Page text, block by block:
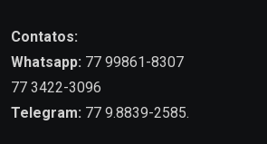
Contatos:
Whatsapp: 77 99861-8307
77 3422-3096
Telegram: 77 9.8839-2585.